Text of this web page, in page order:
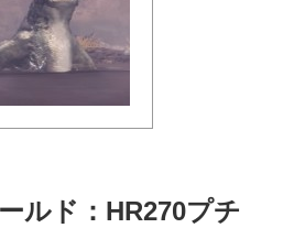
ルド：HR270プチ